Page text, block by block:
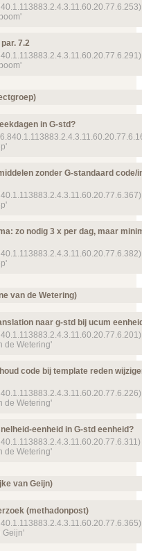
ontbreekt mp-
15:24:24) Omschrijving
ontbreekt mp-
13:15:31) Geannuleerd
gerelateerde verstrekking niet
toegekend
ontbreekt mp-
14:32:53) Gerelateerde
alle issuedetails
7.2
toegekend
16:32:43)
in G-std?
in G-std?
nodig
09:15:23) Dagdeel
alle issuedetails
zonder G-standaard code/
zonder G-standaard code/
mp-
09:13:30) Afgesproken
alle issuedetails
zo nodig 3 x per dag, maar
toegekend
ontbreekt mp-
alle issuedetails
van de Wetering)
naar g-std bij ucum
de Wetering'
naar g-std bij ucum eenheid
unit and translation(s) mp-
code bij template reden
de Wetering'
code bij template reden
toegekend
ontbreekt mp-template-
alle issuedetails
eenheid in G-std eenheid?
de Wetering'
toegekend
van Geijn)
(methadonpost)
Geijn'